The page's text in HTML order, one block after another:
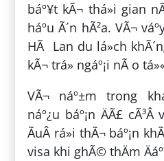
báº¥t kÃ¬ thá»i gian
háº­u Ã´n hÃ²a. VÃ¬
HÃ Lan du lá»ch
kÃ¬ trá» ngáº¡i nÃ o
VÃ¬ náº±m trong
náº¿u báº¡n ÄÃ£
ÃuÂ rá»i thÃ¬ báº¡n
visa khi ghÃ© thÄm